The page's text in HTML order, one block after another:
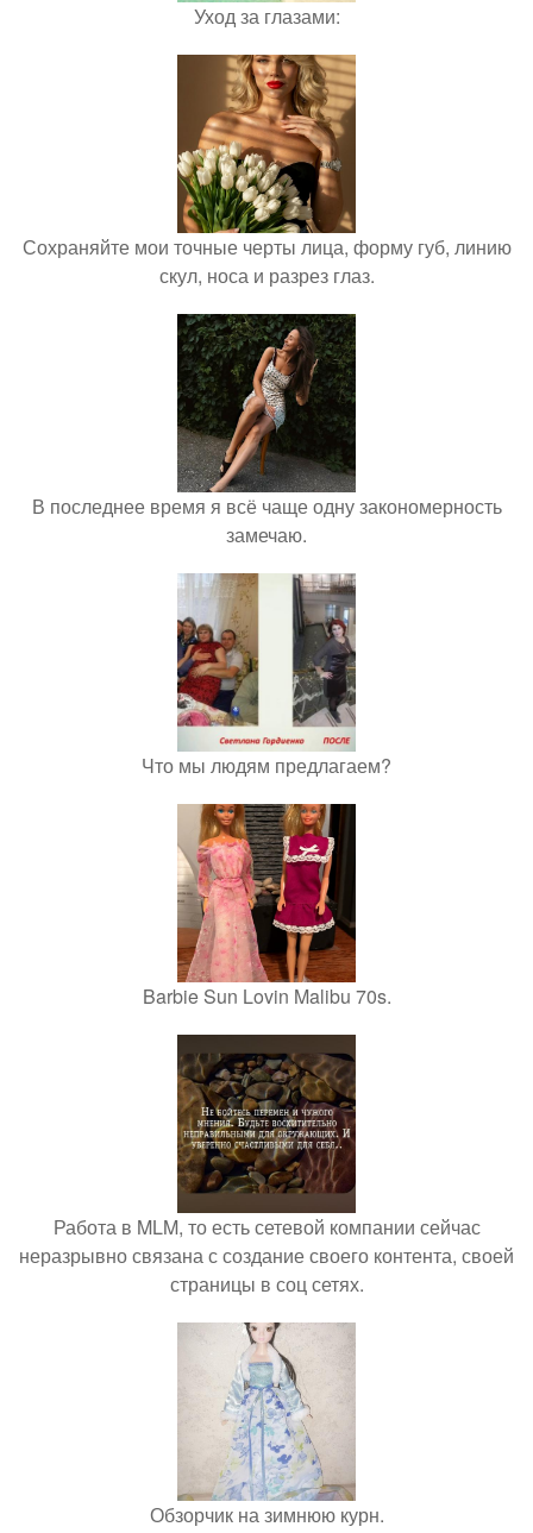
Уход за глазами:
Сохраняйте мои точные черты лица, форму губ, линию
скул, носа и разрез глаз.
В последнее время я всё чаще одну закономерность
замечаю.
Что мы людям предлагаем?
Barbie Sun Lovin Malibu 70s.
Работа в MLM, то есть сетевой компании сейчас
неразрывно связана с создание своего контента, своей
страницы в соц сетях.
Обзорчик на зимнюю курн.